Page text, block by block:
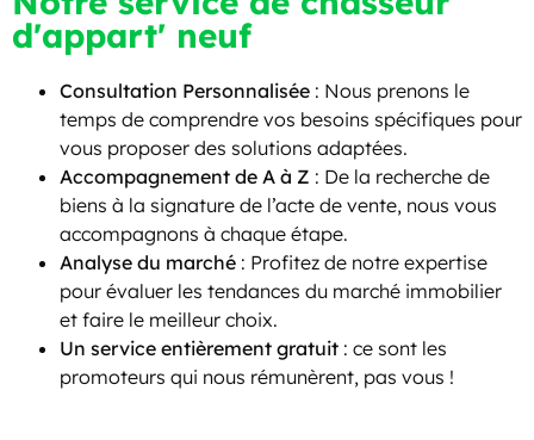
d'appart' neuf
Consultation Personnalisée : Nous prenons le
temps de comprendre vos besoins spécifiques pour
vous proposer des solutions adaptées.
Accompagnement de A à Z : De la recherche de
biens à la signature de l’acte de vente, nous vous
accompagnons à chaque étape.
Analyse du marché : Profitez de notre expertise
pour évaluer les tendances du marché immobilier
et faire le meilleur choix.
Un service entièrement gratuit : ce sont les
promoteurs qui nous rémunèrent, pas vous !